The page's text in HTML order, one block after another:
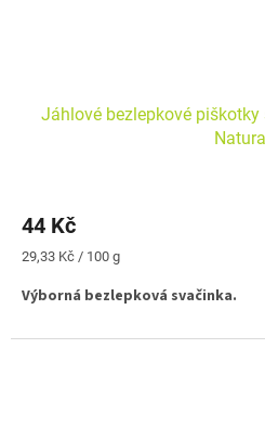
Jáhlové bezlepkové
44 Kč
Měrná
29,33 Kč / 100 g
Výborná bezlepková svačinka.